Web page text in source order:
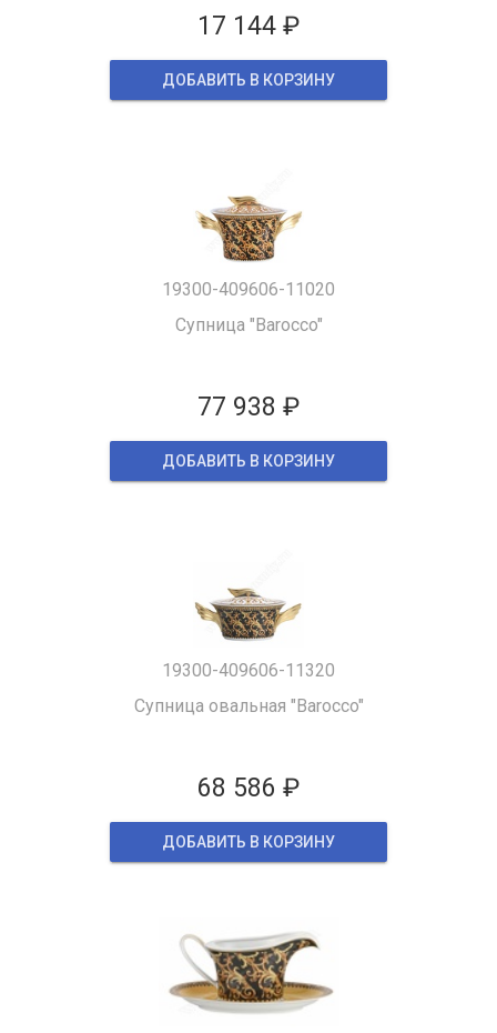
17 144 ₽
ДОБАВИТЬ В КОРЗИНУ
19300-409606-11020
Супница "Barocco"
77 938 ₽
ДОБАВИТЬ В КОРЗИНУ
19300-409606-11320
Супница овальная "Barocco"
68 586 ₽
ДОБАВИТЬ В КОРЗИНУ